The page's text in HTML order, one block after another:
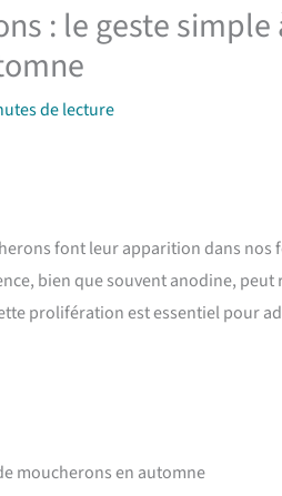
: le geste
de lecture
font leur apparition dans
bien que souvent anodine,
prolifération est essentiel pour
moucherons en automne